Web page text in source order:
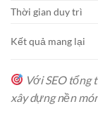
Thời gian duy trì
Kết quả mang lại
Với SEO tổng
xây dựng nền